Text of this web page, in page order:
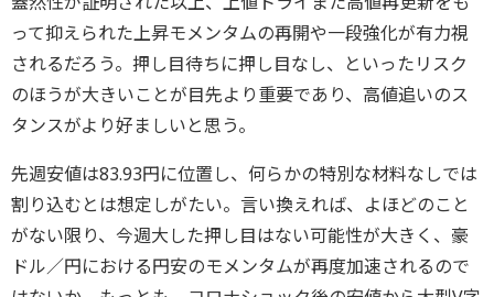
って抑えられた上昇モメンタムの再開や一段強化が有力視
されるだろう。押し目待ちに押し目なし、といったリスク
のほうが大きいことが目先より重要であり、高値追いのス
タンスがより好ましいと思う。
先週安値は83.93円に位置し、何らかの特別な材料なしでは
割り込むとは想定しがたい。言い換えれば、よほどのこと
がない限り、今週大した押し目はない可能性が大きく、豪
ドル／円における円安のモメンタムが再度加速されるので